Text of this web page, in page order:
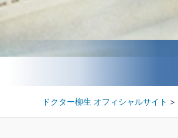
ドクター柳生 オフィシャルサイト >